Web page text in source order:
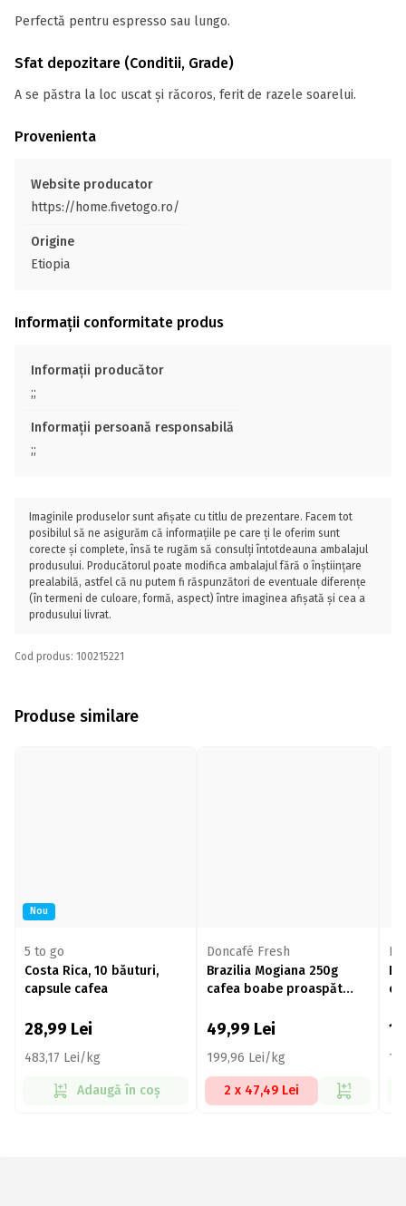
Perfectă pentru espresso sau lungo.
Sfat depozitare (Conditii, Grade)
A se păstra la loc uscat și răcoros, ferit de razele soarelui.
Provenienta
Website producator
https://home.fivetogo.ro/
Origine
Etiopia
Informații conformitate produs
Informații producător
;;
Informații persoană responsabilă
;;
Imaginile produselor sunt afișate cu titlu de prezentare. Facem tot
posibilul să ne asigurăm că informațiile pe care ți le oferim sunt
corecte și complete, însă te rugăm să consulți întotdeauna ambalajul
produsului. Producătorul poate modifica ambalajul fără o înștiințare
prealabilă, astfel că nu putem fi răspunzători de eventuale diferențe
(în termeni de culoare, formă, aspect) între imaginea afișată și cea a
produsului livrat.
Cod produs: 100215221
Produse similare
Nou
5 to go
Costa Rica, 10 băuturi,
capsule cafea
28,99 Lei
483,17 Lei/kg
Adaugă în coș
Doncafé Fresh
Brazilia Mogiana 250g
cafea boabe proaspăt
49,99 Lei
199,96 Lei/kg
2 x 47,49 Lei